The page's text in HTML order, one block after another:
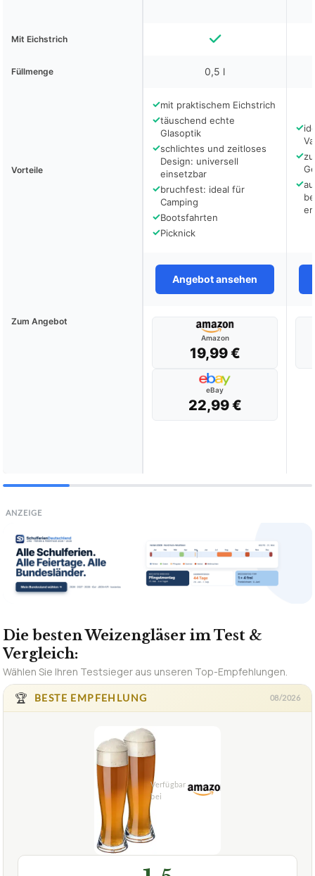
Mit Eichstrich
Füllmenge 0,5 l
Vorteile
✓mit praktischem Eichstrich
✓täuschend echte
Glasoptik
✓schlichtes und zeitloses
Design: universell
einsetzbar
✓bruchfest: ideal für
Camping
✓Bootsfahrten
✓Picknick
✓
✓
✓
Angebot ansehen
Zum Angebot
Amazon
19,99 €
eBay
22,99 €
ANZEIGE
Die besten Weizengläser im Test &
Vergleich:
Wählen Sie Ihren Testsieger aus unseren Top-Empfehlungen.
🏆
BESTE EMPFEHLUNG 08/2026